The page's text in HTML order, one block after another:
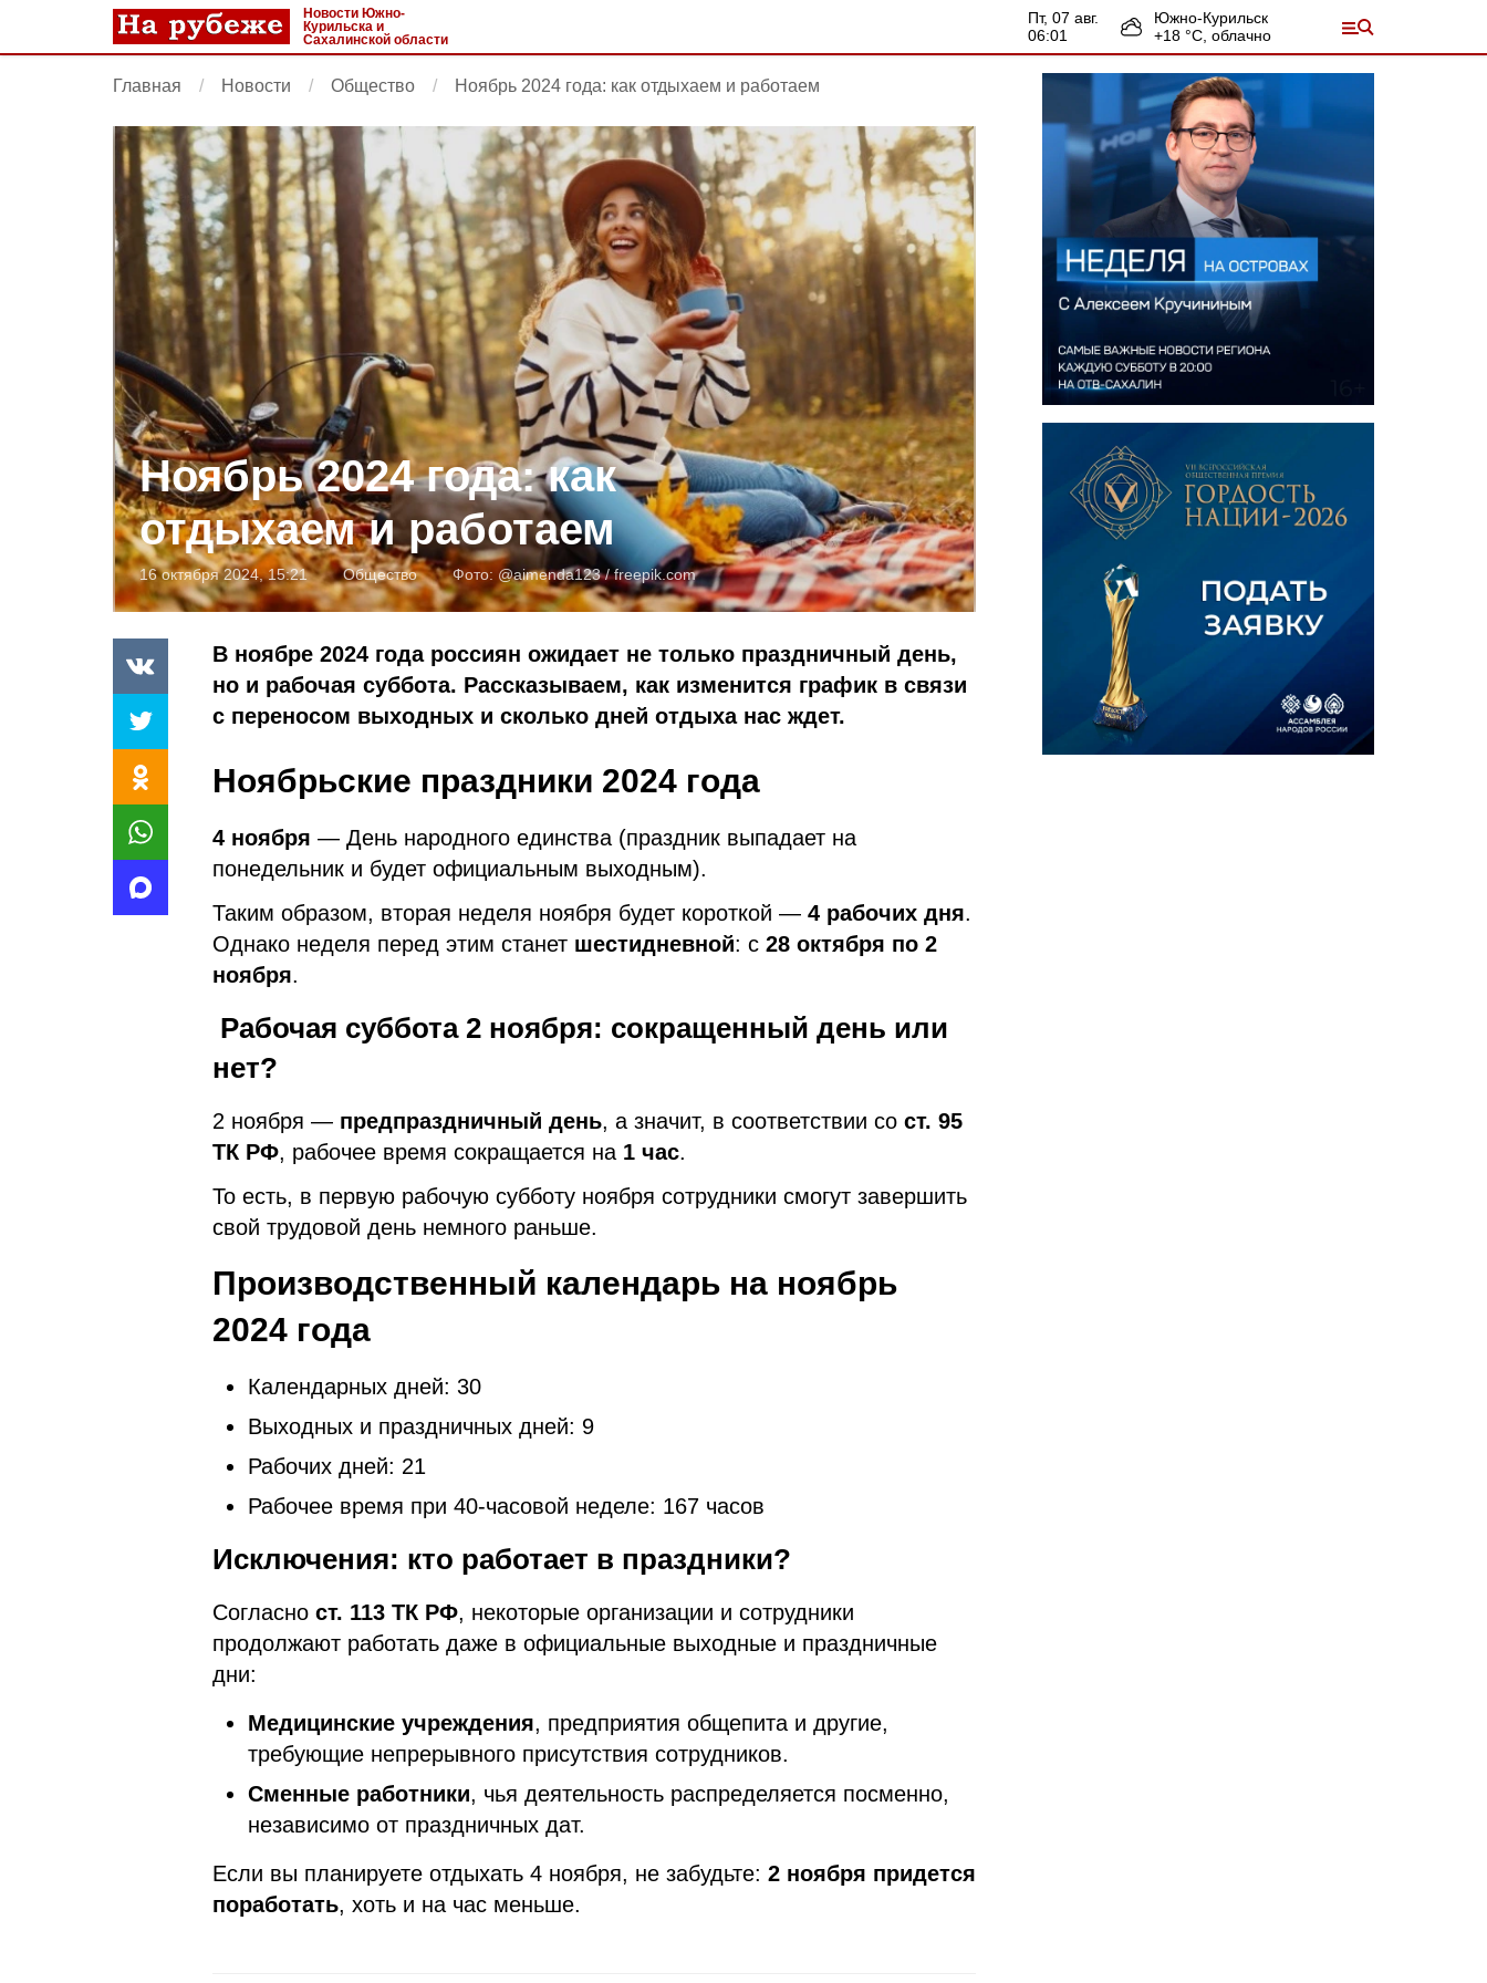
Новости Южно-
Курильска и
Сахалинской области
пт, 07 авг.
06:01
Южно-Курильск
+18 °С, облачно
Главная Новости Общество Ноябрь 2024 года: как отдыхаем и работаем
Ноябрь 2024 года: как
отдыхаем и работаем
16 октября 2024, 15:21 Общество Фото: @aimenda123 /freepik.com
В ноябре 2024 года россиян ожидает не только праздничный день,
но и рабочая суббота. Рассказываем, как изменится график в связи
с переносом выходных и сколько дней отдыха нас ждет.
Ноябрьские праздники 2024 года
4 ноября — День народного единства (праздник выпадает на
понедельник и будет официальным выходным).
Таким образом, вторая неделя ноября будет короткой — 4 рабочих дня.
Однако неделя перед этим станет шестидневной: с 28 октября по 2
ноября.
Рабочая суббота 2 ноября: сокращенный день или
нет?
2 ноября — предпраздничный день, а значит, в соответствии со ст. 95
ТК РФ, рабочее время сокращается на 1 час.
То есть, в первую рабочую субботу ноября сотрудники смогут завершить
свой трудовой день немного раньше.
Производственный календарь на ноябрь
2024 года
Календарных дней: 30
Выходных и праздничных дней: 9
Рабочих дней: 21
Рабочее время при 40-часовой неделе: 167 часов
Исключения: кто работает в праздники?
Согласно ст. 113 ТК РФ, некоторые организации и сотрудники
продолжают работать даже в официальные выходные и праздничные
дни:
Медицинские учреждения, предприятия общепита и другие,
требующие непрерывного присутствия сотрудников.
Сменные работники, чья деятельность распределяется посменно,
независимо от праздничных дат.
Если вы планируете отдыхать 4 ноября, не забудьте: 2 ноября придется
поработать, хоть и на час меньше.